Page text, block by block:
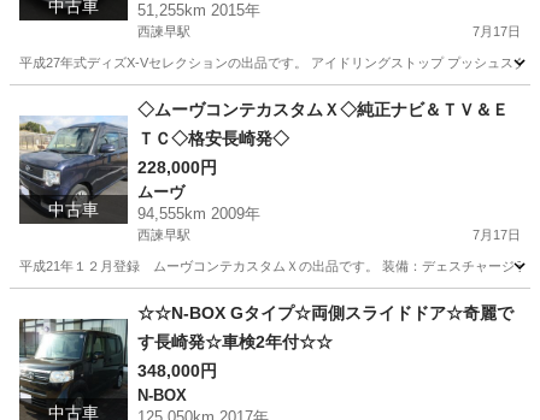
中古車
51,255km 2015年
西諫早駅 7月17日
平成27年式ディズX-Vセレクションの出品です。 アイドリングストップ プッシュス
西諫早駅 デイズ ディズ
中古車
◇ムーヴコンテカスタムＸ◇純正ナビ＆ＴＶ＆Ｅ
ＴＣ◇格安長崎発◇
228,000円
ムーヴ
94,555km 2009年
西諫早駅 7月17日
平成21年１２月登録 ムーヴコンテカスタムＸの出品です。 装備：デェスチャージ
西諫早駅 ムーヴ ムーヴコンテ
中古車
☆☆N-BOX Gタイプ☆両側スライドドア☆奇麗で
す長崎発☆車検2年付☆☆
348,000円
N-BOX